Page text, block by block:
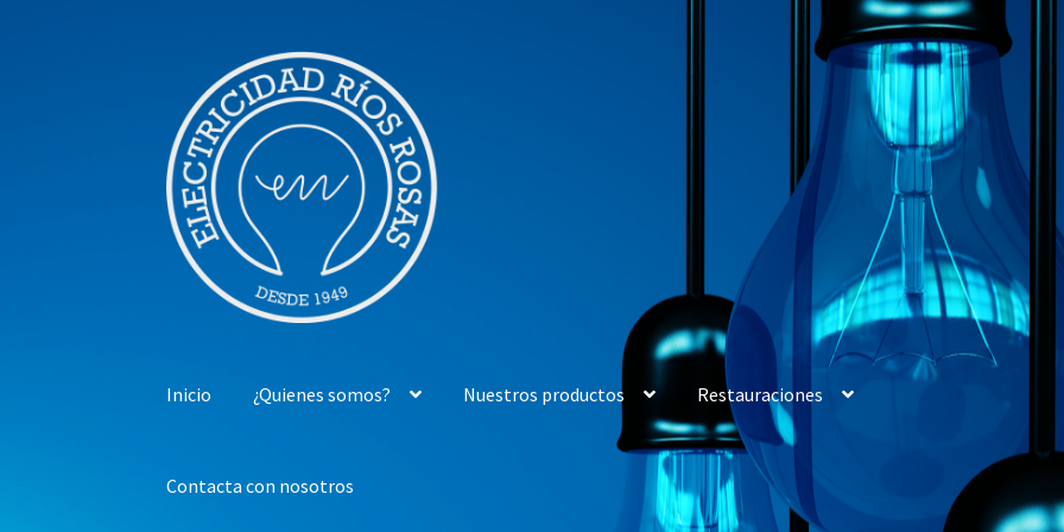
la
navegación
contenido
Inicio ¿Quienes somos? Nuestros productos Restauraciones
Contacta con nosotros